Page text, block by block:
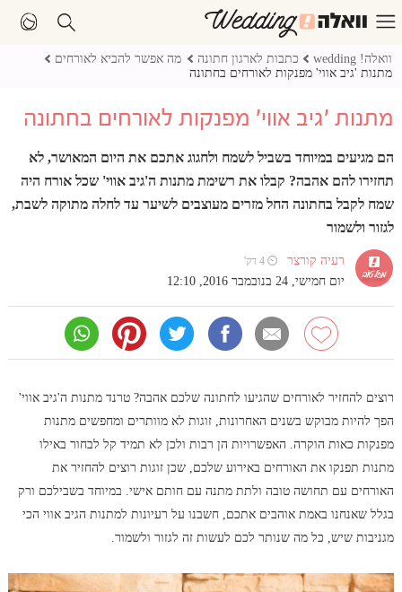
וואלה! wedding כתבות לארגון חתונה
מה אפשר להביא לאורחים
מתנות 'גיב אווי' מפנקות לאורחים בחתונה
מתנות 'גיב אווי' מפנקות לאורחים בחתונה
הם מגיעים במיוחד בשביל לשמח ולחגוג אתכם את היום המאושר, לא
תחזירו להם אהבה? קבלו את רשימת מתנות ה'גיב אווי' שכל אורח היה
שמח לקבל בחתונה החל מזרים מעוצבים לשיער עד לחלה מתוקה לשבת,
לגזור ולשמור
רעיה קורצר ⏲ 4 דק'
יום חמישי, 24 בנובמבר 2016, 12:10
רוצים להחזיר לאורחים שהגיעו לחתונה שלכם אהבה? טרנד מתנות ה'גיב אווי'
הפך להיות מבוקש בשנים האחרונות, זוגות לא מוותרים ומחפשים מתנות
מפנקות כאות הוקרה. האפשרויות הן רבות ולכן לא תמיד קל לבחור באילו
מתנות תפנקו את האורחים באירוע שלכם, שכן זוגות רוצים להחזיר את
האורחים עם תחושה טובה ולתת מתנה עם חותם אישי. במיוחד בשבילכם ורק
בגלל שאנחנו באמת אוהבים אתכם, חשבנו על רעיונות למתנות הגיב אווי הכי
מגניבות שיש, כל מה שנותר לכם לעשות זה לגזור ולשמור.